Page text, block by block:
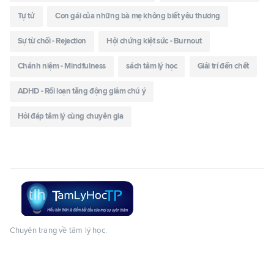
Tự tử Con gái của những bà mẹ không biết yêu thương
Sự từ chối - Rejection Hội chứng kiệt sức - Burnout
Chánh niệm - Mindfulness sách tâm lý học Giải trí đến chết
ADHD - Rối loạn tăng động giảm chú ý
Hỏi đáp tâm lý cùng chuyên gia
Chuyên trang về tâm lý học.